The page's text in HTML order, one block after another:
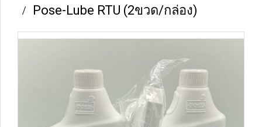
Pose-Lube RTU (2ขวด/กล่อง)